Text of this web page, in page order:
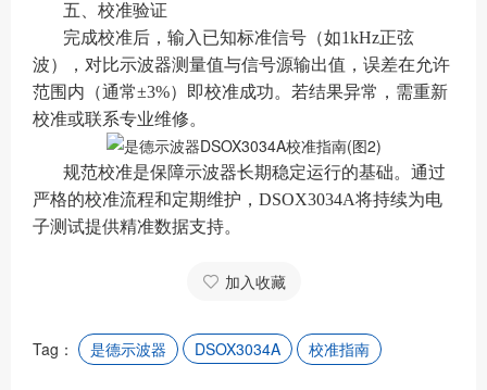
五、校准验证
完成校准后，输入已知标准信号（如1kHz正弦
波），对比示波器测量值与信号源输出值，误差在允许
范围内（通常±3%）即校准成功。若结果异常，需重新
校准或联系专业维修。
规范校准是保障示波器长期稳定运行的基础。通过
严格的校准流程和定期维护，DSOX3034A将持续为电
子测试提供精准数据支持。
加入收藏
Tag： 是德示波器 DSOX3034A 校准指南